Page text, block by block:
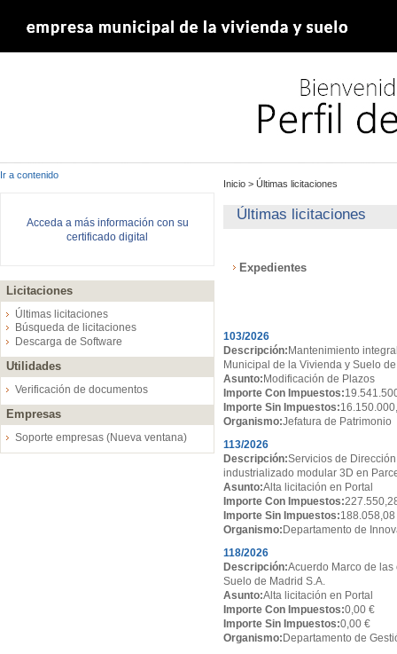
Ir a contenido
Acceda a más información con su
certificado digital
Licitaciones
Últimas licitaciones
Búsqueda de licitaciones
Descarga de Software
Utilidades
Verificación de documentos
Empresas
Soporte empresas (Nueva ventana)
Inicio > Últimas licitaciones
Últimas licitaciones
Expedientes
103/2026
Descripción: Mantenimiento
Municipal de la Vivienda y Suelo
Asunto: Modificación de Plazos
Importe Con Impuestos:
Importe Sin Impuestos:
Organismo:Jefatura de Patrimonio
113/2026
Descripción:Servicios de
industrializado modular 3D en
Asunto:Alta licitación en Portal
Importe Con Impuestos:
Importe Sin Impuestos:188.058,08
Organismo: Departamento de
118/2026
Descripción:Acuerdo Marco de
Suelo de Madrid S.A.
Asunto:Alta licitación en Portal
Importe Con Impuestos:0,00 €
Importe Sin Impuestos:0,00 €
Organismo: Departamento de